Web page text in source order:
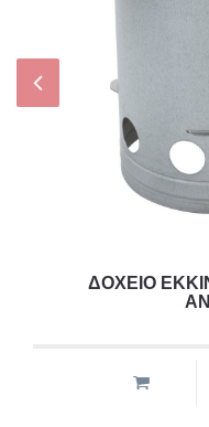
ΔΟΧΕΙΟ